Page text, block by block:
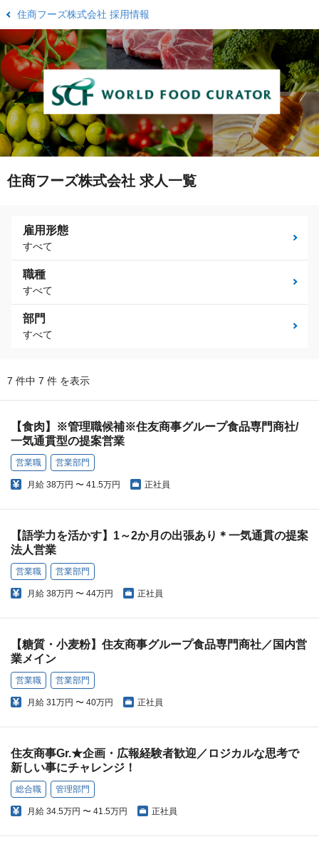
住商フーズ株式会社 採用情報
住商フーズ株式会社 求人一覧
雇用形態
すべて
職種
すべて
部門
すべて
7 件中 7 件 を表示
【食肉】※管理職候補※住友商事グループ食品専門商社/
一気通貫型の提案営業
営業職 営業部門
月給 38万円 〜 41.5万円 正社員
【語学力を活かす】1～2か月の出張あり＊一気通貫の提案
法人営業
営業職 営業部門
月給 38万円 〜 44万円 正社員
【糖質・小麦粉】住友商事グループ食品専門商社／国内営
業メイン
営業職 営業部門
月給 31万円 〜 40万円 正社員
住友商事Gr.★企画・広報経験者歓迎／ロジカルな思考で
新しい事にチャレンジ！
総合職 管理部門
月給 34.5万円 〜 41.5万円 正社員